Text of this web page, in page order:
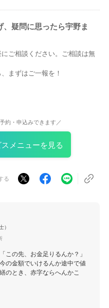
疑問に思ったら宇野ま
ご相談ください。ご相談は無
まずはご一報を！
約・申込みできます／
メニューを見る
る
）
この先、お金足りるんか？」
の金額でいけるんか途中で値
のとき、赤字ならへんかこ